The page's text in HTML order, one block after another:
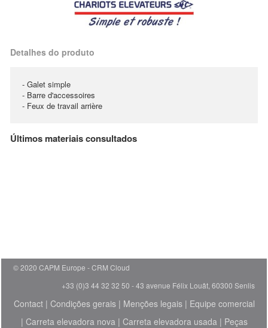
Detalhes do produto
- Galet simple
- Barre d'accessoires
- Feux de travail arrière
Últimos materiais consultados
© 2020 CAPM Europe
CRM Cloud
+33 (0)3 44 32 32 50 - 43 avenue Félix Louât, 60300 Senlis
Contact| Condições gerais| Menções legais| Equipe comercial
| Carreta elevadora nova| Carreta elevadora usada| Peças